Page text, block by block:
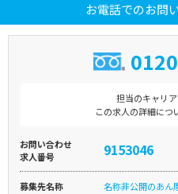
お電話でのお問
担当のキャリ
この求人の詳細につ
お問い合わせ
求人番号
9153046
募集先名称 名称非公開のあん